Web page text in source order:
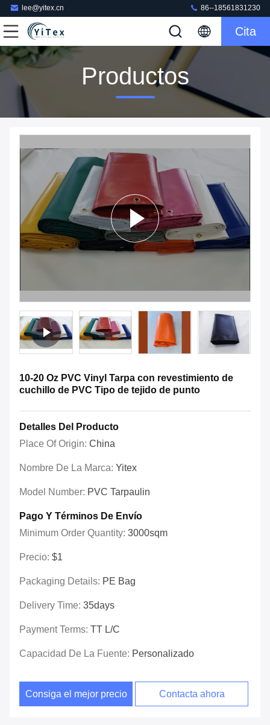
lee@yitex.cn 86--18561831230
Cita
Productos
10-20 Oz PVC Vinyl Tarpa con revestimiento de
cuchillo de PVC Tipo de tejido de punto
Detalles Del Producto
Place Of Origin: China
Nombre De La Marca: Yitex
Model Number: PVC Tarpaulin
Pago Y Términos De Envío
Minimum Order Quantity: 3000sqm
Precio: $1
Packaging Details: PE Bag
Delivery Time: 35days
Payment Terms: TT L/C
Capacidad De La Fuente: Personalizado
Consiga el mejor precio Contacta ahora